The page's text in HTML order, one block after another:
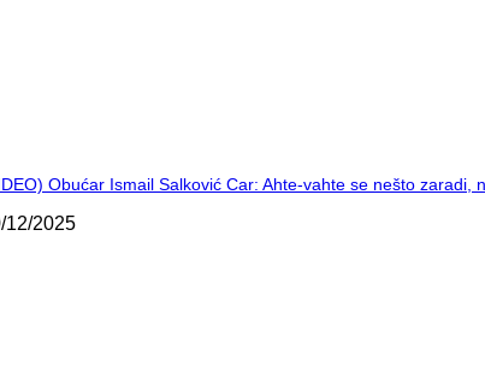
Obućar Ismail Salković Car: Ahte-vahte se nešto zaradi,
12/2025